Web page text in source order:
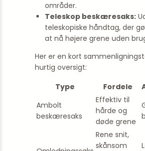
områder.
Teleskop beskæresaks:
teleskopiske håndtag, der
at nå højere grene uden
Her er en kort
hurtig oversigt:
Type
Fordele
Ambolt
beskæresaks
Effektiv til
hårde og
døde grene
Rene snit,
skånsom